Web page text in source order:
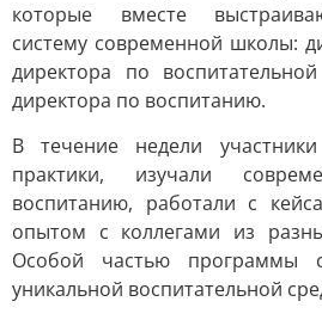
которые вместе
систему современной школы:
директора по
директора по воспитанию.
В течение недели
практики, изучали
воспитанию, работали с
опытом с коллегами из
Особой частью программы
уникальной воспитательной